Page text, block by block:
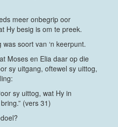
meer onbegrip oor
Hy besig is om te preek.
soort van ‘n keerpunt.
Moses en Elia daar op die
sy uitgang, oftewel sy uittog,
sy uittog, wat Hy in
(vers 31)